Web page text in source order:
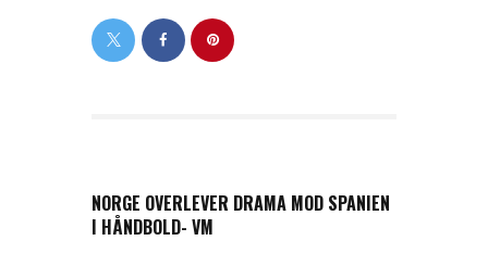
NORGE OVERLEVER DRAMA MOD SPANIEN
I HÅNDBOLD- VM